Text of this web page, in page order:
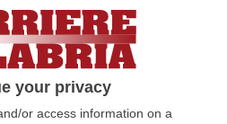
your privacy
or access information on a
al sistema creditizio»,
mafiosa,
di legalità a